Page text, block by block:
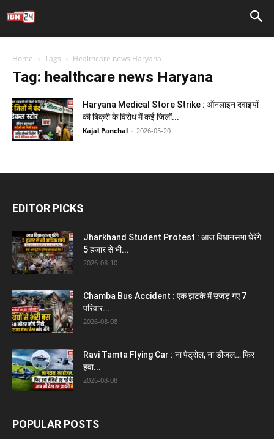
Home Tags Healthcare news Haryana
Tag: healthcare news Haryana
Haryana Medical Store Strike : ऑनलाइन दवाइयों
की बिक्री के विरोध में कई जिलों...
Kajal Panchal - 2026-05-20
EDITOR PICKS
Jharkhand Student Protest : आज विधानसभा घेरेंगे
5 हजार से भी...
2026-08-10
Chamba Bus Accident : एक झटके में उजड़ गए 7
परिवार...
2026-08-08
Ravi Tamta Flying Car : ना पेट्रोल, ना डीजल… फिर
हवा...
2026-08-08
POPULAR POSTS